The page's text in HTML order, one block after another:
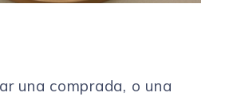
una comprada, o una